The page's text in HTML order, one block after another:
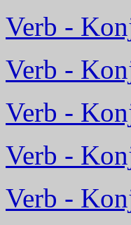
Verb -
Verb -
Verb -
Verb -
Verb -